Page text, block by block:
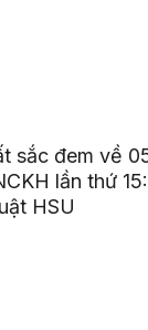
sắc đem về
lần thứ
HSU